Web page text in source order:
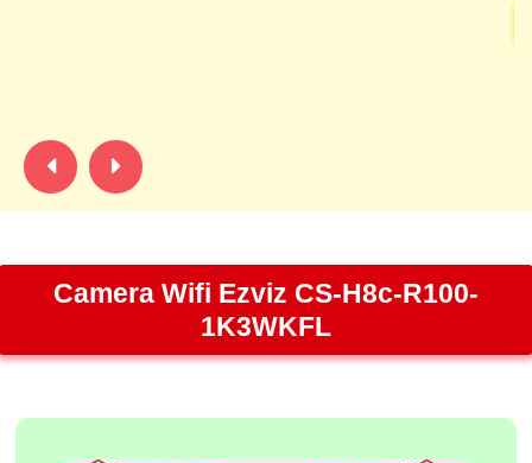
Camera Wifi Ezviz CS-H8c-R100-
1K3WKFL